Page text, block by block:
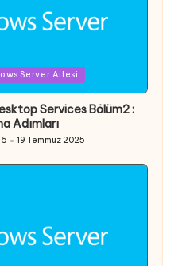
Server Ailesi
Services Bölüm2 :
Adımları
19 Temmuz 2025